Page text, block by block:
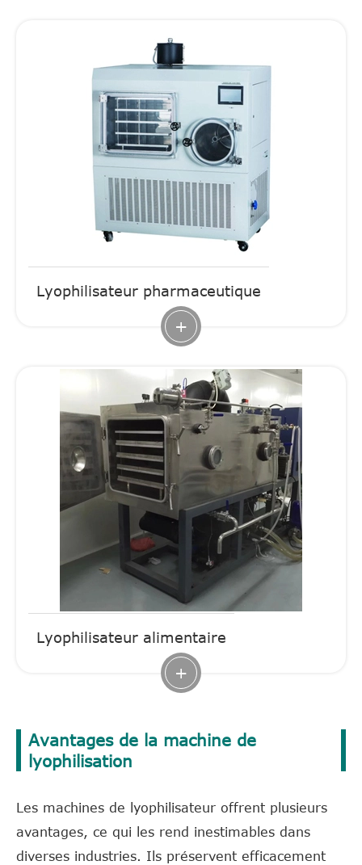
Lyophilisateur pharmaceutique
+
Lyophilisateur alimentaire
+
Avantages de la machine de
lyophilisation
Les machines de lyophilisateur offrent plusieurs
avantages, ce qui les rend inestimables dans
diverses industries. Ils préservent efficacement